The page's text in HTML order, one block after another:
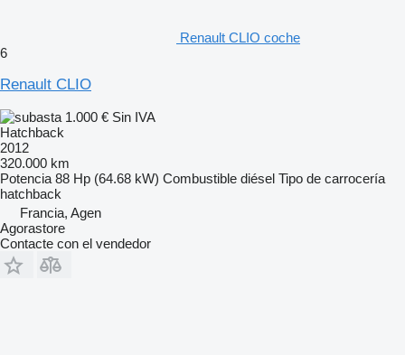
Renault CLIO coche
6
Renault CLIO
1.000 € Sin IVA
Hatchback
2012
320.000 km
Potencia 88 Hp (64.68 kW) Combustible diésel Tipo de carrocería
hatchback
Francia, Agen
Agorastore
Contacte con el vendedor